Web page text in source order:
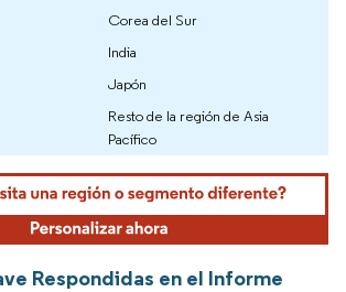
Corea del Sur
India
Japón
Resto de la región de Asia
Pacífico
Respondidas en el Informe